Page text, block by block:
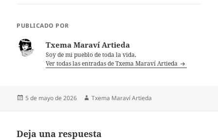
PUBLICADO POR
Txema Maraví Artieda
Soy de mi pueblo de toda la vida.
Ver todas las entradas de Txema Maraví Artieda
Publicado
5 de mayo de 2026 Autor
Txema Maraví Artieda
Deja una respuesta